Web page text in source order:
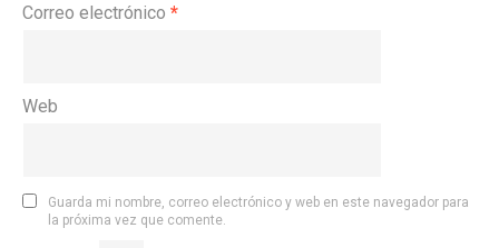
Correo electrónico *
Web
Guarda mi nombre, correo electrónico y web en este navegador para
la próxima vez que comente.